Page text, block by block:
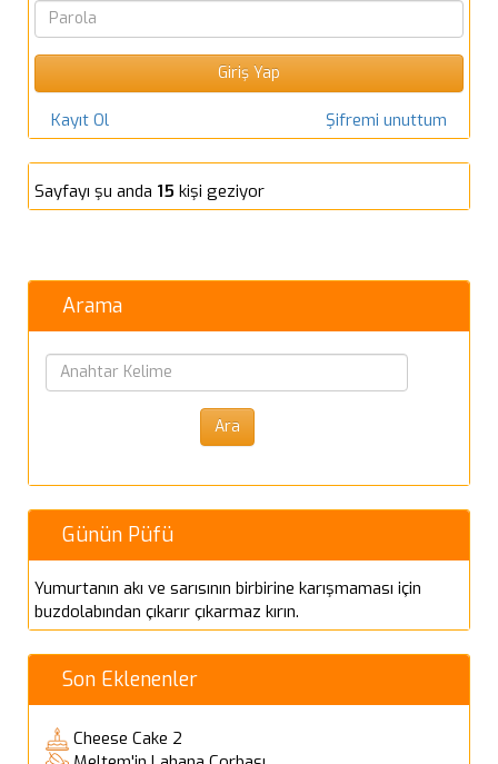
Kayıt Ol Şifremi unuttum
Sayfayı şu anda 15 kişi geziyor
Arama
Günün Püfü
Yumurtanın akı ve sarısının birbirine karışmaması için
buzdolabından çıkarır çıkarmaz kırın.
Son Eklenenler
Cheese Cake 2